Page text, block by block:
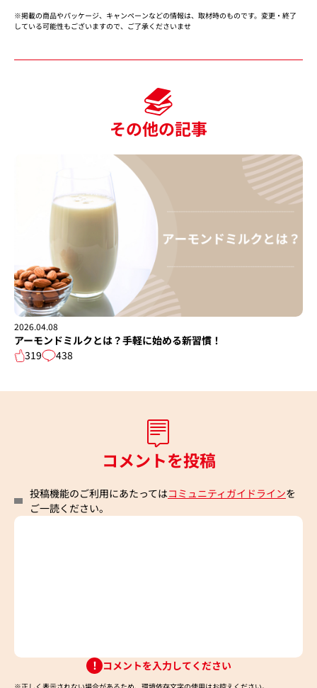
ブ
く
※掲載の商品やパッケージ、キャンペーンなどの情報は、取材時のものです。変更・終了
している可能性もございますので、ご了承くださいませ
その他の記事
2026.04.08
アーモンドミルクとは？手軽に始める新習慣！
319
438
コメントを投稿
投稿機能のご利用にあたってはコミュニティガイドラインを
ご一読ください。
コメントを入力してください